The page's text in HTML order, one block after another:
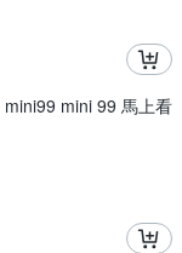
mini 99 馬上看